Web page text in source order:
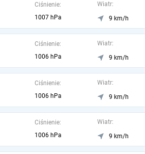
Ciśnienie:
1007 hPa
Wiatr:
9 km/h
Ciśnienie:
1006 hPa
Wiatr:
9 km/h
Ciśnienie:
1006 hPa
Wiatr:
9 km/h
Ciśnienie:
1006 hPa
Wiatr:
9 km/h